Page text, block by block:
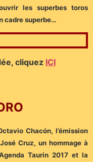
les superbes toros
cadre superbe…
cliquez ICI
Chacón, l’émission
Cruz, un hommage à
Taurin 2017 et la